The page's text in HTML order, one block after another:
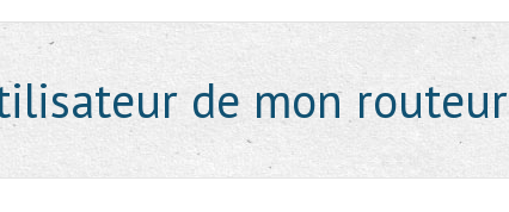
de mon routeur